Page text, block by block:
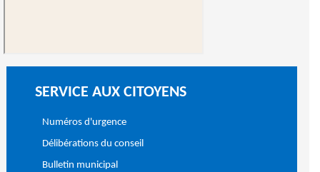
SERVICE AUX CITOYENS
Numéros d'urgence
Délibérations du conseil
Bulletin municipal